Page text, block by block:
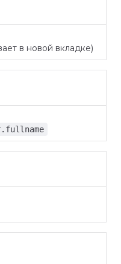
в новой вкладке)